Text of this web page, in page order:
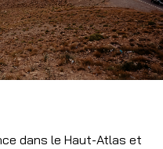
dans le Haut-Atlas et